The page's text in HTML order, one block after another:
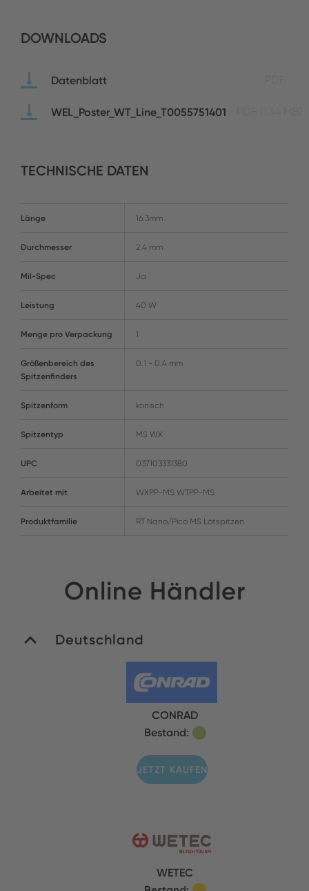
DOWNLOADS
Datenblatt
WEL_Poster_WT_Line_T0055751401
TECHNISCHE DATEN
Länge 16.3mm
Durchmesser 2.4 mm
Mil-Spec Ja
Leistung 40 W
Menge pro Verpackung 1
Größenbereich des
Spitzenfinders
0.1 - 0.4 mm
Spitzenform konisch
Spitzentyp MS WX
UPC 037103331380
Arbeitet mit WXPP-MS WTPP-MS
Produktfamilie RT Nano/Pico MS Lötspitzen
Online Händler
Deutschland
CONRAD
Bestand:
JETZT KAUFEN
WETEC